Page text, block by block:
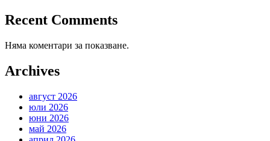
Recent Comments
Няма коментари за показване.
Archives
август 2026
юли 2026
юни 2026
май 2026